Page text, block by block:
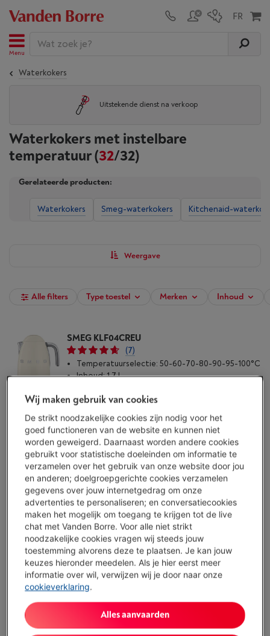
Menu
Waterkokers
Uitstekende dienst na verkoop
Waterkokers met instelbare
temperatuur(32/32)
Gerelateerde producten:
Waterkokers Smeg-waterkokers Kitchenaid-
Weergave
Alle filters Type toestel Merken Inhoud
SMEG KLF04CREU
(7)
Temperatuurselectie: 50-60-70-80-90-95-100°C
Inhoud: 1.7 l
Beperkt beschikbaar-Bekijk voorraad
€ 148,00
Koop nu
Vergelijken
RIVIERA&BAR MILA BBT570
(3)
Temperatuurselectie: 45-50-55-60-65-70-75-
80-85-90-95-100°C
Inhoud: 1.5 l
Vermogen: 2200 W
Beschikbaar-Bekijk voorraad
€ 89,99
Koop nu
Wij maken gebruik van cookies
De strikt noodzakelijke cookies zijn nodig voor het
goed functioneren van de website en kunnen niet
worden geweigerd. Daarnaast worden andere cookies
gebruikt voor statistische doeleinden om informatie te
verzamelen over het gebruik van onze website door jou
en anderen; doelgroepgerichte cookies verzamelen
gegevens over jouw internetgedrag om onze
advertenties te personaliseren; en conversatiecookies
maken het mogelijk om toegang te krijgen tot de live
chat met Vanden Borre. Voor alle niet strikt
noodzakelijke cookies vragen wij steeds jouw
toestemming alvorens deze te plaatsen. Je kan jouw
keuzes hieronder meedelen. Als je hier eerst meer
informatie over wil, verwijzen wij je door naar onze
cookieverklaring.
Alles aanvaarden